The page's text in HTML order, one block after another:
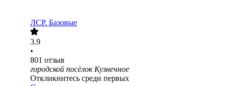
ЛСР. Базовые
3.9
•
801 отзыв
городской посёлок Кузнечное
Откликнитесь среди первых